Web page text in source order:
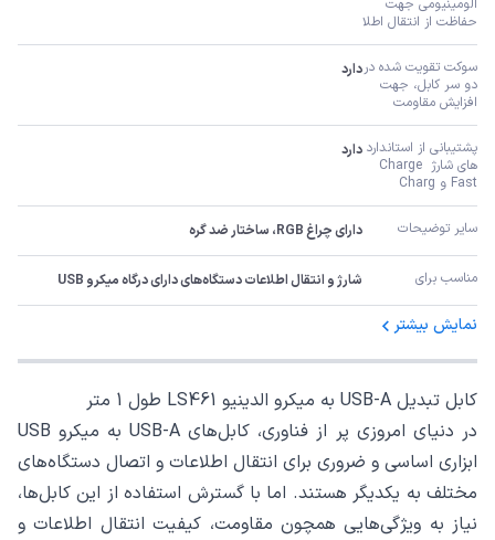
حفاظت از انتقال اطلا
سوکت تقویت شده در
افزایش مقاومت
دارد
پشتیبانی از استاندارد
های شارژ Charge
Fast و Charg
دارد
سایر توضیحات دارای چراغ RGB، ساختار ضد گره
مناسب برای شارژ و انتقال اطلاعات دستگاه‌های دارای درگاه میکرو USB
نمایش بیشتر
کابل تبدیل USB-A به میکرو الدینیو LS461 طول 1 متر
در دنیای امروزی پر از فناوری، کابل‌های USB-A به میکرو USB
ابزاری اساسی و ضروری برای انتقال اطلاعات و اتصال دستگاه‌های
مختلف به یکدیگر هستند. اما با گسترش استفاده از این کابل‌ها،
نیاز به ویژگی‌هایی همچون مقاومت، کیفیت انتقال اطلاعات و